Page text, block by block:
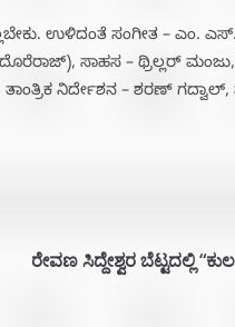
ಉಳಿದಂತೆ ಸಂಗೀತ – ಎಂ. ಎಸ್.
ಸಾಹಸ – ಥ್ರಿಲ್ಲರ್
ತಾಂತ್ರಿಕ ನಿರ್ದೇಶನ – ಶರಣ್
ರೇವಣ ಸಿದ್ದೇಶ್ವರ ಬೆಟ್ಟದಲ್ಲಿ